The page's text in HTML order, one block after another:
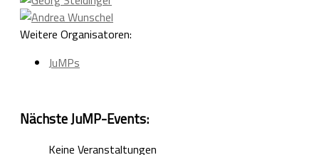
Weitere Organisatoren:
JuMPs
Nächste JuMP-Events:
Keine Veranstaltungen